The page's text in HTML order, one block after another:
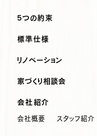
5つの約束
標準仕様
リノベーション
家づくり相談会
会社紹介
会社概要 スタッフ紹介